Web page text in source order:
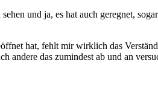
und ja, es hat auch geregnet,
hat, fehlt mir wirklich das
andere das zumindest ab und an